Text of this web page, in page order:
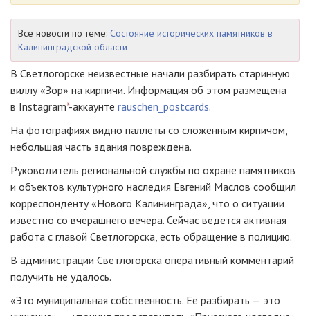
Все новости по теме: Состояние исторических памятников в
Калининградской области
В Светлогорске неизвестные начали разбирать старинную
виллу «Зор» на кирпичи. Информация об этом размещена
в Instagram*-аккаунте rauschen_postcards.
На фотографиях видно паллеты со сложенным кирпичом,
небольшая часть здания повреждена.
Руководитель региональной службы по охране памятников
и объектов культурного наследия Евгений Маслов сообщил
корреспонденту «Нового Калининграда», что о ситуации
известно со вчерашнего вечера. Сейчас ведется активная
работа с главой Светлогорска, есть обращение в полицию.
В администрации Светлогорска оперативный комментарий
получить не удалось.
«Это муниципальная собственность. Ее разбирать — это